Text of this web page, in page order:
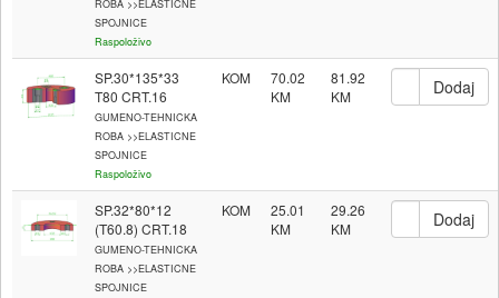
ROBA >>ELASTICNE
SPOJNICE
Raspoloživo
SP.30*135*33
T80 CRT.16
GUMENO-TEHNICKA
ROBA >>ELASTICNE
SPOJNICE
Raspoloživo
KOM 70.02 81.92
SP.32*80*12
(T60.8) CRT.18
GUMENO-TEHNICKA
ROBA >>ELASTICNE
SPOJNICE
KOM 25.01 29.26